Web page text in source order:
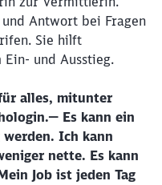
Antwort bei Fragen
Sie hilft
und Ausstieg.
alles, mitunter
Es kann ein
Ich kann
nette. Es kann
Job ist jeden Tag
Weiter